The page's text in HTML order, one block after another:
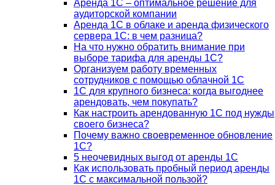
Аренда 1С – оптимальное решение для
аудиторской компании
Аренда 1С в облаке и аренда физического
сервера 1С: в чем разница?
На что нужно обратить внимание при
выборе тарифа для аренды 1С?
Организуем работу временных
сотрудников с помощью облачной 1С
1С для крупного бизнеса: когда выгоднее
арендовать, чем покупать?
Как настроить арендованную 1С под нужды
своего бизнеса?
Почему важно своевременное обновление
1С?
5 неочевидных выгод от аренды 1С
Как использовать пробный период аренды
1С с максимальной пользой?